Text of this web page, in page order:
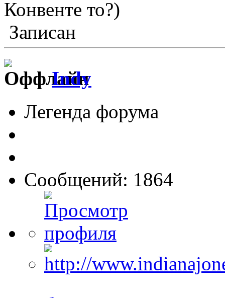
Конвенте то?)
Записан
Indy
Легенда форума
Сообщений: 1864